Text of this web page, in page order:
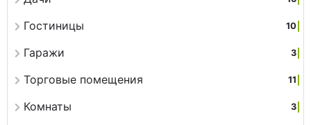
Гостиницы 10
Гаражи 3
Торговые помещения 11
Комнаты 3